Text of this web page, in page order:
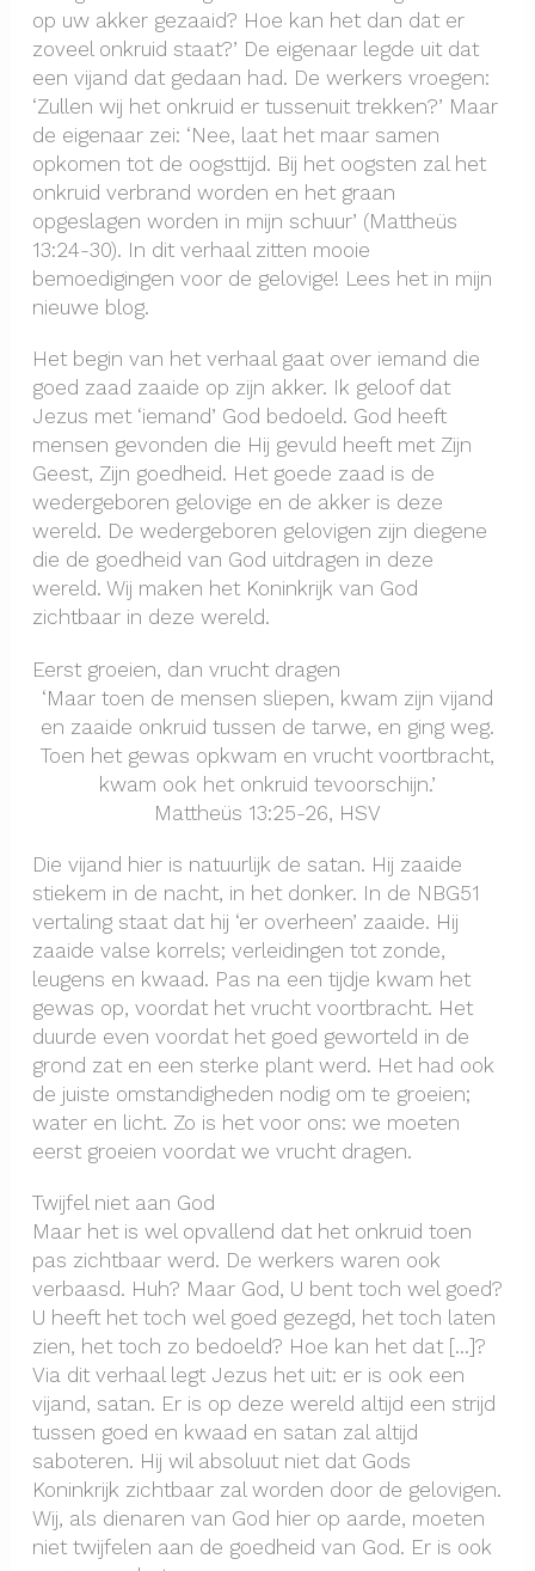
op uw akker gezaaid? Hoe kan het dan dat er
zoveel onkruid staat?’ De eigenaar legde uit dat
een vijand dat gedaan had. De werkers vroegen:
‘Zullen wij het onkruid er tussenuit trekken?’ Maar
de eigenaar zei: ‘Nee, laat het maar samen
opkomen tot de oogsttijd. Bij het oogsten zal het
onkruid verbrand worden en het graan
opgeslagen worden in mijn schuur’ (Mattheüs
13:24-30). In dit verhaal zitten mooie
bemoedigingen voor de gelovige! Lees het in mijn
nieuwe blog.
Het begin van het verhaal gaat over iemand die
goed zaad zaaide op zijn akker. Ik geloof dat
Jezus met ‘iemand’ God bedoeld. God heeft
mensen gevonden die Hij gevuld heeft met Zijn
Geest, Zijn goedheid. Het goede zaad is de
wedergeboren gelovige en de akker is deze
wereld. De wedergeboren gelovigen zijn diegene
die de goedheid van God uitdragen in deze
wereld. Wij maken het Koninkrijk van God
zichtbaar in deze wereld.
Eerst groeien, dan vrucht dragen
‘Maar toen de mensen sliepen, kwam zijn vijand
en zaaide onkruid tussen de tarwe, en ging weg.
Toen het gewas opkwam en vrucht voortbracht,
kwam ook het onkruid tevoorschijn.’
Mattheüs 13:25-26, HSV
Die vijand hier is natuurlijk de satan. Hij zaaide
stiekem in de nacht, in het donker. In de NBG51
vertaling staat dat hij ‘er overheen’ zaaide. Hij
zaaide valse korrels; verleidingen tot zonde,
leugens en kwaad. Pas na een tijdje kwam het
gewas op, voordat het vrucht voortbracht. Het
duurde even voordat het goed geworteld in de
grond zat en een sterke plant werd. Het had ook
de juiste omstandigheden nodig om te groeien;
water en licht. Zo is het voor ons: we moeten
eerst groeien voordat we vrucht dragen.
Twijfel niet aan God
Maar het is wel opvallend dat het onkruid toen
pas zichtbaar werd. De werkers waren ook
verbaasd. Huh? Maar God, U bent toch wel goed?
U heeft het toch wel goed gezegd, het toch laten
zien, het toch zo bedoeld? Hoe kan het dat […]?
Via dit verhaal legt Jezus het uit: er is ook een
vijand, satan. Er is op deze wereld altijd een strijd
tussen goed en kwaad en satan zal altijd
saboteren. Hij wil absoluut niet dat Gods
Koninkrijk zichtbaar zal worden door de gelovigen.
Wij, als dienaren van God hier op aarde, moeten
niet twijfelen aan de goedheid van God. Er is ook